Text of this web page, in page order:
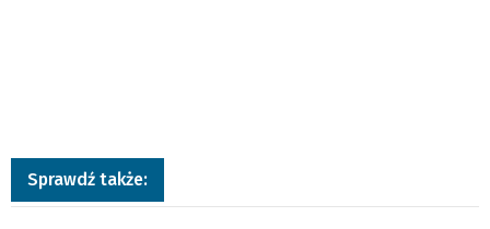
Sprawdź także: